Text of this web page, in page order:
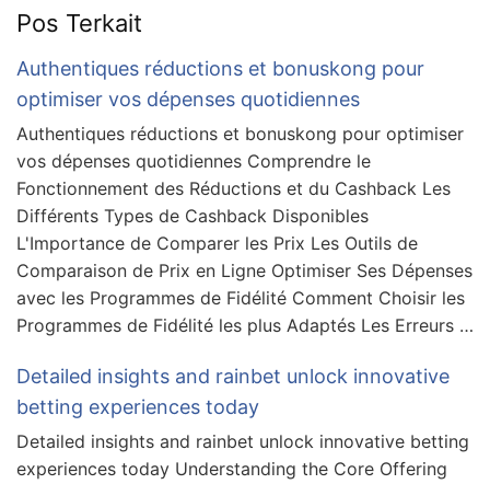
Pos Terkait
Authentiques réductions et bonuskong pour
optimiser vos dépenses quotidiennes
Authentiques réductions et bonuskong pour optimiser
vos dépenses quotidiennes Comprendre le
Fonctionnement des Réductions et du Cashback Les
Différents Types de Cashback Disponibles
L'Importance de Comparer les Prix Les Outils de
Comparaison de Prix en Ligne Optimiser Ses Dépenses
avec les Programmes de Fidélité Comment Choisir les
Programmes de Fidélité les plus Adaptés Les Erreurs …
Detailed insights and rainbet unlock innovative
betting experiences today
Detailed insights and rainbet unlock innovative betting
experiences today Understanding the Core Offering